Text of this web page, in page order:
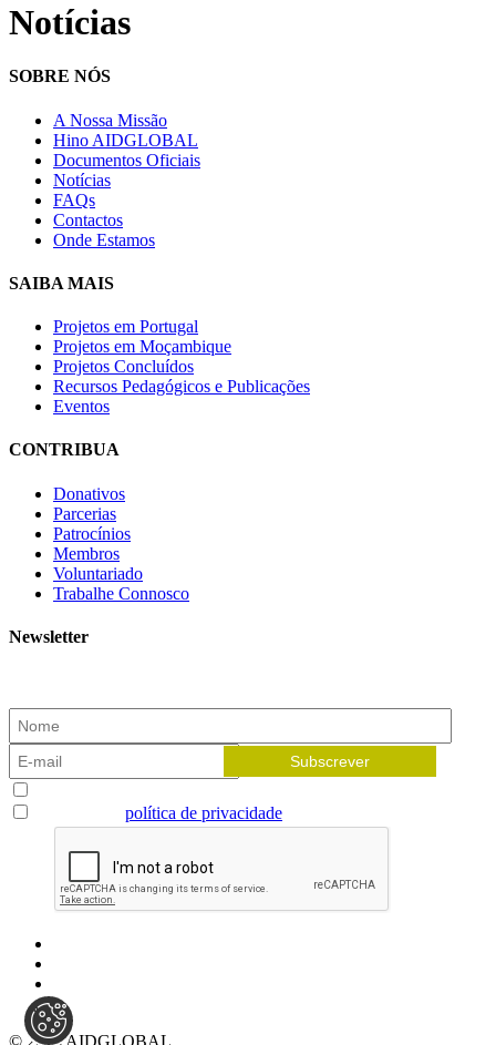
Notícias
SOBRE NÓS
A Nossa Missão
Hino AIDGLOBAL
Documentos Oficiais
Notícias
FAQs
Contactos
Onde Estamos
SAIBA MAIS
Projetos em Portugal
Projetos em Moçambique
Projetos Concluídos
Recursos Pedagógicos e Publicações
Eventos
CONTRIBUA
Donativos
Parcerias
Patrocínios
Membros
Voluntariado
Trabalhe Connosco
Newsletter
política de privacidade